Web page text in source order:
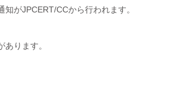
がJPCERT/CCから行われます。
ります。